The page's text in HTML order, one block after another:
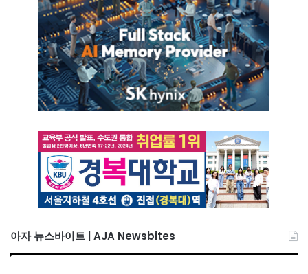
아자 뉴스바이트 | AJA Newsbites